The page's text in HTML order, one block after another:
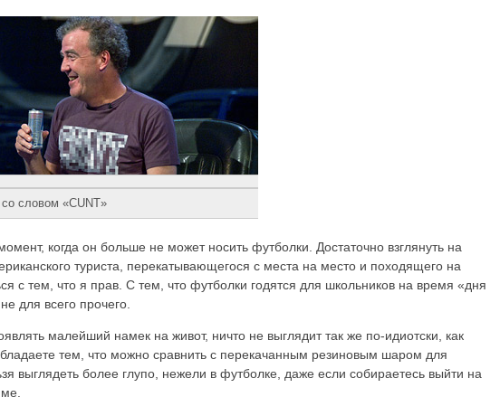
словом «CUNT»
когда он больше не может носить футболки. Достаточно взглянуть на
туриста, перекатывающегося с места на место и походящего на
с тем, что я прав. С тем, что футболки годятся для школьников на время «дня
для всего прочего.
малейший намек на живот, ничто не выглядит так же по-идиотски, как
тем, что можно сравнить с перекачанным резиновым шаром для
выглядеть более глупо, нежели в футболке, даже если собираетесь выйти на